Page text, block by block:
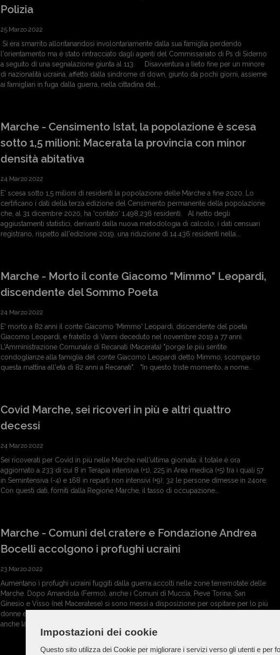
Impostazioni dei cookie
Questo sito utilizza dei Cookie per migliorare i servizi verso gli utenti e per
Polizia
25 Marzo 2022
Si era smarrito allontanandosi involontariamente dalla sua famiglia perdendo
l'orientamento ma è stato rintracciato dagli agenti del Commissariato di Ps di Siderno
a seguito di una segnalazione giunta al 113. Disavventura a lieto fine per un minore
di nazionalità ucraina, affetto dalla sindrome di down, giunto da pochi giorni, assieme
ai famigliari in fuga dalla guerra, nella cittadina del...
Marche - Censimento Istat, la popolazione è scesa
sotto 1,5 milioni: Macerata la provincia con minor
densità abitativa
24 Marzo 2022
E' scesa sotto 1,5 milioni di residenti la popolazione delle Marche a fine 2020. Lo
certificano i dati della terza edizione del Censimento permanente della popolazione
che, al 31 dicembre 2020, ha 'contato' 1.498.236 residenti. Al netto degli
aggiustamenti statistici, derivanti dalla nuova metodologia di calcolo, i dati censuari
registrano, rispetto all'edizione 2019, una riduzione di 14.436 residenti nella...
Marche - Morto il conte Giacomo "Mimmo" Leopardi,
discendente del Sommo Poeta
24 Marzo 2022
E' morto a 82 anni il conte Giacomo 'Mimmo' Leopardi, discendente del poeta
Giacomo Leopardi, e fratello di Vanni deceduto nel novembre 2019 a 77 anni.
L'Amministrazione Comunale di Recanati (Macerata) "porge le più sentite
condoglianze alla famiglia del conte Giacomo Leopardi detto Mimmo, scomparso
questa mattina all'età di 82 anni a Recanati". "In questo triste momento, a nome...
Covid Marche, sei ricoveri in più e altri quattro
decessi
24 Marzo 2022
Sei ricoverati per Covid in più nelle Marche nell'ultima giornata: il totale è ora
aggiornato a 233 di cui 8 in Terapia intensiva (+1), 225 in Area medica (+5) tra i quali 57
in Semintensiva (-4) e 168 in reparti non intensivi (+9); 32 le persone dimesse in 24ore.
Con questi dati, forniti dalla Regione Marche, il tasso di occupazione...
Marche - Comuni del cratere e Fondazione Andrea
Bocelli accolgono i profughi ucraini
23 Marzo 2022
Aumentano i profughi ucraini fuggiti dalla guerra accolti nelle zone terremotate delle
Marche. Dopo Amandola (Fermo), anche i Comuni di Muccia, Pieve Torina, San
Ginesio e Visso (nel Maceratese) si sono messi a disposizione per ospitare per lo più
donne e bambini giunti nelle ultime ore in Italia. A dare supporto all'accoglienza
anche la Fondazione Andrea Bocelli che si...